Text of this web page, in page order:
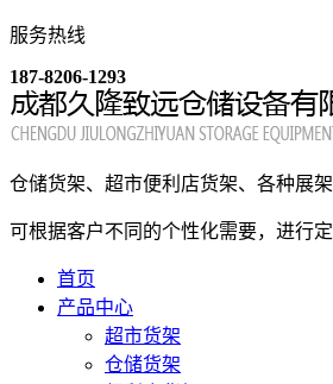
服务热线
187-8206-1293
仓储货架、超市便利店货架、各种展
可根据客户不同的个性化需要，进行
首页
产品中心
超市货架
仓储货架